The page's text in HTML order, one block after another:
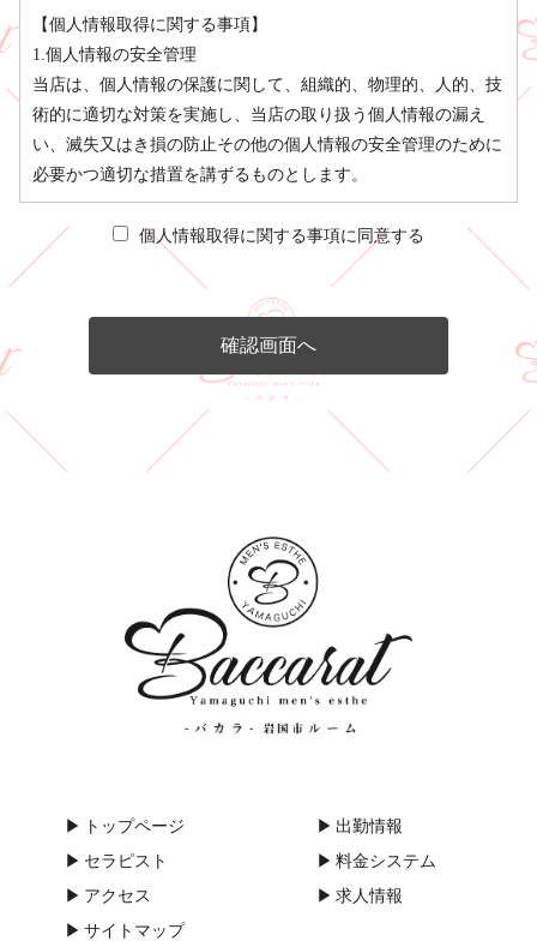
【個人情報取得に関する事項】
1.個人情報の安全管理
当店は、個人情報の保護に関して、組織的、物理的、人的、技
術的に適切な対策を実施し、当店の取り扱う個人情報の漏え
い、滅失又はき損の防止その他の個人情報の安全管理のために
必要かつ適切な措置を講ずるものとします。
2.個人情報の取得等の遵守事項
当店による個人情報の取得、利用、提供については、以下の事
項を遵守します。
当店は、当店が管理するインターネットによる情報提供サイト
（以下「本サイト」といいます。）の運営に必要な範囲で、本
サイトの一般利用者（以下「ユーザー」といいます。）又は本
サイトに広告掲載を行う者（以下「掲載主」といいます。）か
ら、ユーザー又は掲載主に係る個人情報を取得することがあり
ます。
当店は、当店が取得した個人情報について、法令に定める場合
又は本人の同意を得た場合を除き、以下に定める利用目的の達
成に必要な範囲を超えて利用することはありません。
①本サイトの運営、維持、管理
②本サイトを通じたサービスの提供及び紹介
③本サイトの品質向上のためのアンケート
追加若しくは削除又は利用目的の通知については、法令に従い
これを行うとともに、ご意見、ご相談に関して適切に対応しま
3 .個人情報の利用目的の変更
個人情報取得に関する事項に同意する
トップページ
出勤情報
セラピスト
料金システム
アクセス
求人情報
サイトマップ